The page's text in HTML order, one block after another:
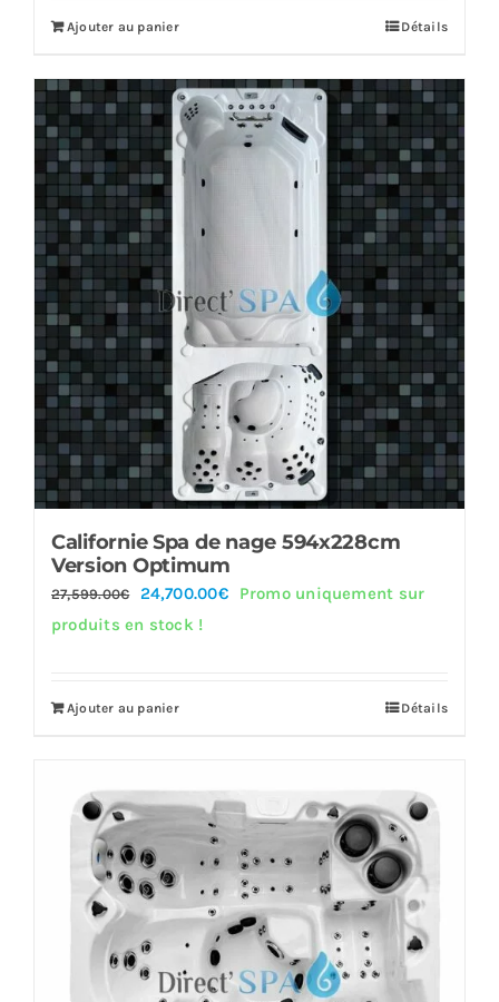
10,299.00€.
Ajouter au panier Détails
Offre!
Californie Spa de nage 594x228cm
Version Optimum
27,599.00€
Le
prix
27,599.00€.
24,700.00€LePromo uniquement sur
produits en stock !
Ajouter au panier Détails
Offre!